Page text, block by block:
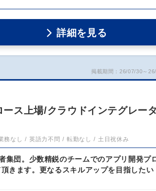
詳細を見る
掲載期間：26/07/30～
ス上場/クラウドインテグレータ
務なし 英語力不問 転勤なし 土日祝休み
団。少数精鋭のチームでのアプリ開発プ
きます。更なるスキルアップを目指したい